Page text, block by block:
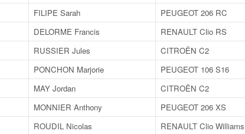
FILIPE Sarah PEUGEOT 206 RC
DELORME Francis RENAULT Clio RS
RUSSIER Jules CITROËN C2
PONCHON Marjorie PEUGEOT 106 S16
MAY Jordan CITROËN C2
MONNIER Anthony PEUGEOT 206 XS
ROUDIL Nicolas RENAULT Clio Williams